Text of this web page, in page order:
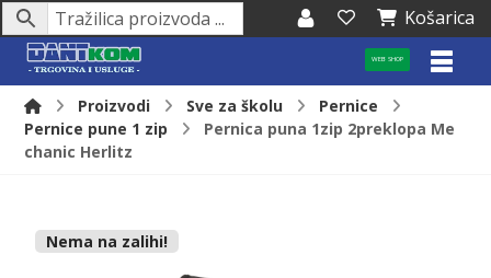
Košarica
WEB SHOP
Proizvodi Sve za školu
Pernice
Pernice pune 1 zip
Pernica puna 1zip 2preklopa Me
chanic Herlitz
Nema na zalihi!